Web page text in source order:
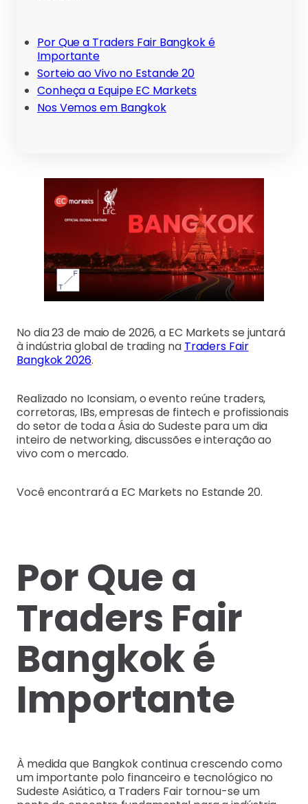
Por Que a Traders Fair Bangkok é
Importante
Sorteio ao Vivo no Estande 20
Conheça a Equipe EC Markets
Nos Vemos em Bangkok
No dia 23 de maio de 2026, a EC Markets se juntará
à indústria global de trading na Traders Fair
Bangkok 2026.
Realizado no Iconsiam, o evento reúne traders,
corretoras, IBs, empresas de fintech e profissionais
do setor de toda a Ásia do Sudeste para um dia
inteiro de networking, discussões e interação ao
vivo com o mercado.
Você encontrará a EC Markets no Estande 20.
Por Que a
Traders Fair
Bangkok é
Importante
À medida que Bangkok continua crescendo como
um importante polo financeiro e tecnológico no
Sudeste Asiático, a Traders Fair tornou-se um